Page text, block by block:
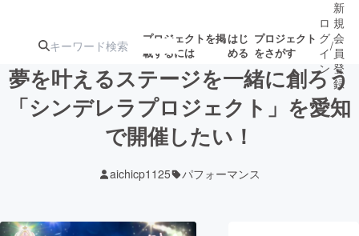
プロジェクトを掲
載するには
はじ
める
プロジェクト
をさがす
注目のリ 注目の新着プロ募集終了が近いプ
ロ
グ
イ
ン
/
新
規
会
員
登
録
夢を叶えるステージを一緒に創ろう
「シンデレラプロジェクト」を愛知
で開催したい！
aichicp1125 パフォーマンス